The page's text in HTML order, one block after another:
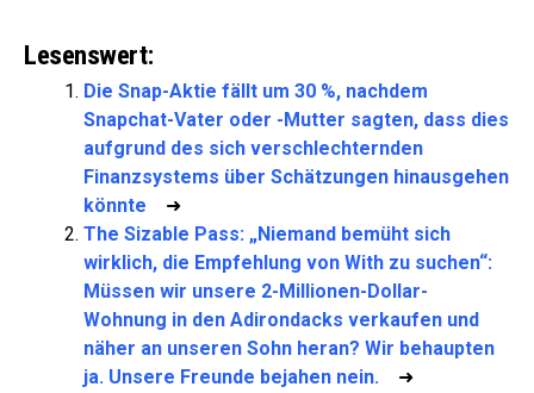
Lesenswert:
Die Snap-Aktie fällt um 30 %, nachdem
Snapchat-Vater oder -Mutter sagten, dass dies
aufgrund des sich verschlechternden
Finanzsystems über Schätzungen hinausgehen
könnte ➜
The Sizable Pass: „Niemand bemüht sich
wirklich, die Empfehlung von With zu suchen“:
Müssen wir unsere 2-Millionen-Dollar-
Wohnung in den Adirondacks verkaufen und
näher an unseren Sohn heran? Wir behaupten
ja. Unsere Freunde bejahen nein. ➜